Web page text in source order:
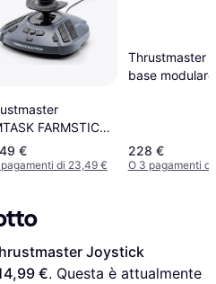
FARMSTICK
for PC
€
di 23,49 €
Thrustmaster
base
compatibile
tipi di
228 €
O 3 pagamenti
Joystick
€. Questa è attualmente